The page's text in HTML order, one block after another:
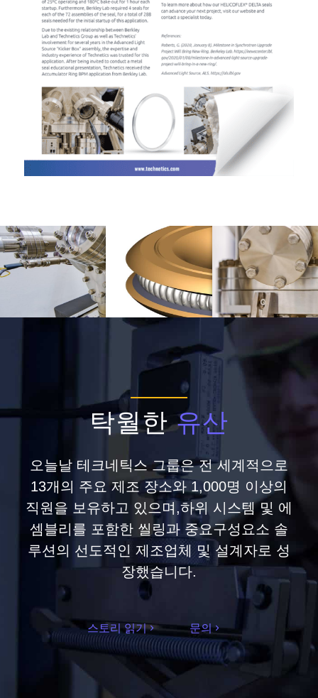
탁월한유산
오늘날 테크네틱스 그룹은 전 세계적으로
13개의 주요 제조 장소와 1,000명 이상의
직원을 보유하고 있으며,하위 시스템 및 에
셈블리를 포함한 씰링과 중요구성요소 솔
루션의 선도적인 제조업체 및 설계자로 성
장했습니다.
스토리 읽기 문의